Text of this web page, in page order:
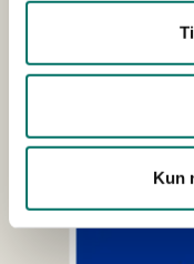
Kun
Er du journalist,
07.